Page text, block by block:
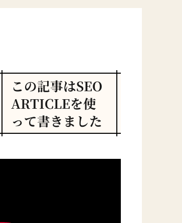
この記事はSEO
ARTICLEを使
って書きました